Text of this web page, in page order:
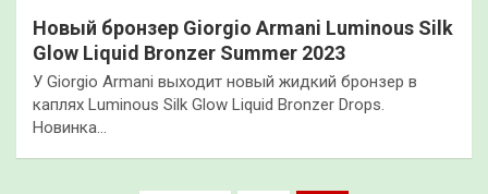
Новый бронзер Giorgio Armani Luminous Silk
Glow Liquid Bronzer Summer 2023
У Giorgio Armani выходит новый жидкий бронзер в
каплях Luminous Silk Glow Liquid Bronzer Drops.
Новинка…